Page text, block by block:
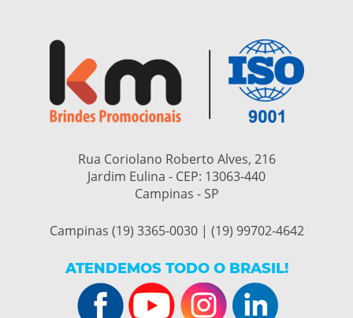
Rua Coriolano Roberto Alves, 216
Jardim Eulina - CEP: 13063-440
Campinas - SP
Campinas (19) 3365-0030 | (19) 99702-4642
ATENDEMOS TODO O BRASIL!